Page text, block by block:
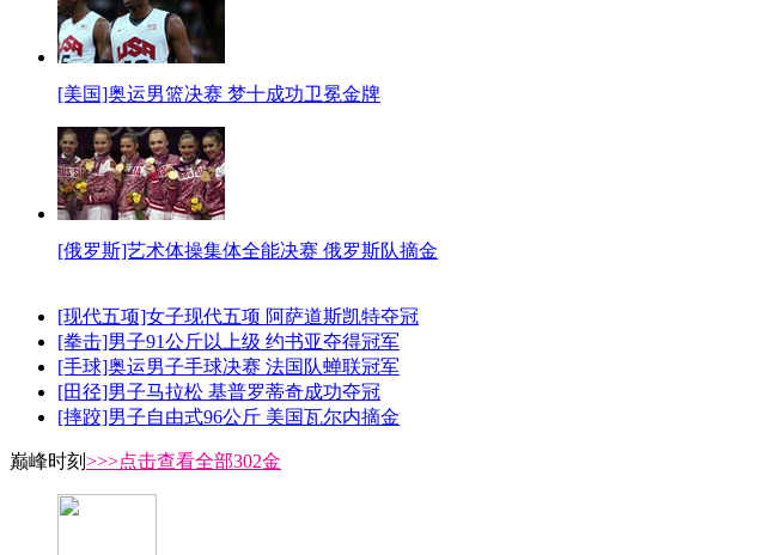
[美国]奥运男篮决赛 梦十成功卫冕金牌
[俄罗斯]艺术体操集体全能决赛 俄罗斯队摘金
[现代五项]女子现代五项 阿萨道斯凯特夺冠
[拳击]男子91公斤以上级 约书亚夺得冠军
[手球]奥运男子手球决赛 法国队蝉联冠军
[田径]男子马拉松 基普罗蒂奇成功夺冠
[摔跤]男子自由式96公斤 美国瓦尔内摘金
巅峰时刻 >>>点击查看全部302金